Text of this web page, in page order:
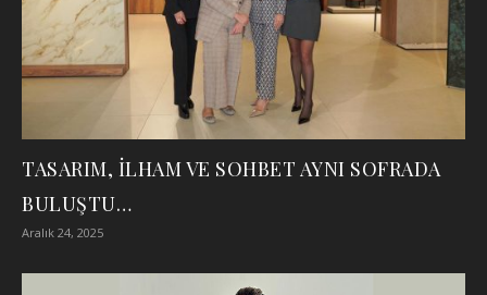
TASARIM, İLHAM VE SOHBET AYNI SOFRADA
BULUŞTU…
Aralık 24, 2025